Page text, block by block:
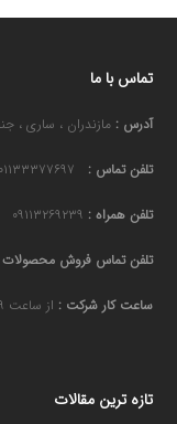
تماس با ما
آدرس : مازندران ، ساری ،
تلفن تماس :
تلفن همراه :
تلفن تماس فروش
ساعت کار شرکت : از ساعت ۹ الی ۱۶
تازه ترین مقالات